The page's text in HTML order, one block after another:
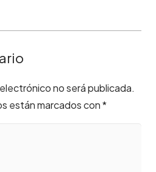
no será publicada.
están marcados con*